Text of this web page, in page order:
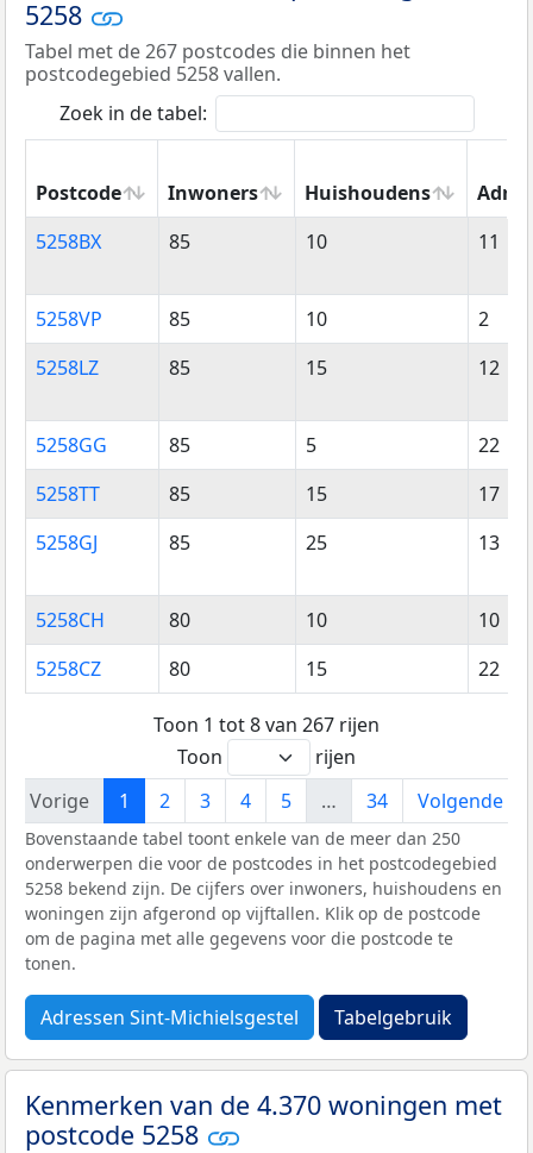
5258
Tabel met de 267 postcodes die binnen het
postcodegebied 5258 vallen.
Zoek in de tabel:
Postcode Inwoners Huishoudens
Postcode
Inwoners Huishoudens
5258BX 85 10 11
5258VP 85 10
2
5258LZ
85 15 12
5258GG 85 5
22
5258TT
85 15
17
5258GJ
85 25 13
5258CH 80 10
10
5258CZ
80 15 22
Toon 1 tot 8 van 267 rijen
Toon
rijen
Vorige
1 2 3 4 5 … 34 Volgende
Bovenstaande tabel toont enkele van de meer dan 250
onderwerpen die voor de postcodes in het postcodegebied
5258 bekend zijn. De cijfers over inwoners, huishoudens en
woningen zijn afgerond op vijftallen. Klik op de postcode
om de pagina met alle gegevens voor die postcode te
tonen.
Adressen Sint-Michielsgestel Tabelgebruik
Kenmerken van de 4.370 woningen met
postcode 5258